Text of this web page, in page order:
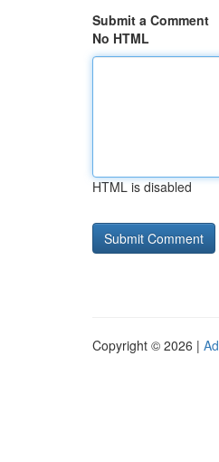
Submit a Comment
No HTML
HTML is disabled
Copyright © 2026 |